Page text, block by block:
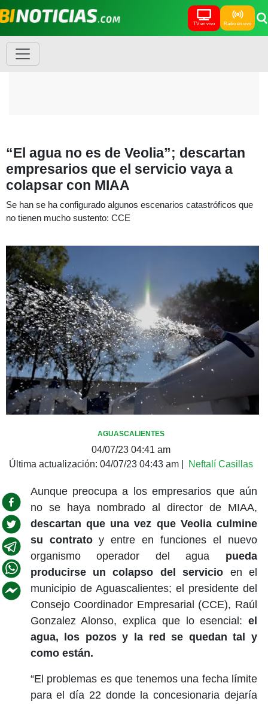
TV en vivo Radio en vivo
“El agua no es de Veolia”; descartan
empresarios que el servicio vaya a
colapsar con MIAA
Se han se ha configurado algunos escenarios catastróficos que
no tienen mucho sustento: CCE
AGUASCALIENTES
04/07/23 04:41 am
Última actualización: 04/07/23 04:43 am Neftalí Casillas
Aunque preocupa a los empresarios que aún
no se haya nombrado al director de MIAA,
descartan que una vez que Veolia culmine
su contratoy entre en funciones el nuevo
organismo operador del agua pueda
producirse un colapso del servicio en el
municipio de Aguascalientes; el presidente del
Consejo Coordinador Empresarial (CCE), Raúl
Gonzalez Alonso, explica que lo esencial: el
agua, los pozos y la red se quedan tal y
como están.
“El problemas es que tenemos una fecha límite
para el día 22 donde la concesionaria dejaría